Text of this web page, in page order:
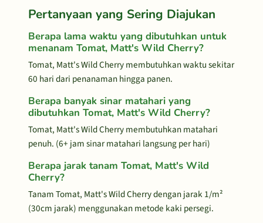
Pertanyaan yang Sering Diajukan
Berapa lama waktu yang dibutuhkan untuk
menanam Tomat, Matt's Wild Cherry?
Tomat, Matt's Wild Cherry membutuhkan waktu sekitar
60 hari dari penanaman hingga panen.
Berapa banyak sinar matahari yang
dibutuhkan Tomat, Matt's Wild Cherry?
Tomat, Matt's Wild Cherry membutuhkan matahari
penuh. (6+ jam sinar matahari langsung per hari)
Berapa jarak tanam Tomat, Matt's Wild
Cherry?
Tanam Tomat, Matt's Wild Cherry dengan jarak 1/m²
(30cm jarak) menggunakan metode kaki persegi.